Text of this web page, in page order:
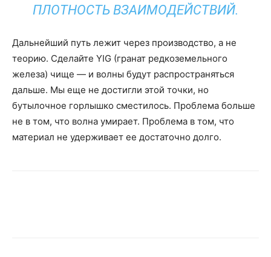
ПЛОТНОСТЬ ВЗАИМОДЕЙСТВИЙ.
Дальнейший путь лежит через производство, а не
теорию. Сделайте YIG (гранат редкоземельного
железа) чище — и волны будут распространяться
дальше. Мы еще не достигли этой точки, но
бутылочное горлышко сместилось. Проблема больше
не в том, что волна умирает. Проблема в том, что
материал не удерживает ее достаточно долго.